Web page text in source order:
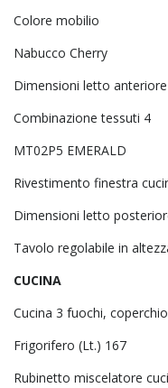
Colore mobilio
Nabucco Cherry
Dimensioni letto
Combinazione tessuti 4
MT02P5 EMERALD
Rivestimento finestra
Dimensioni letto
Tavolo regolabile in
CUCINA
Cucina 3 fuochi,
Frigorifero (Lt.) 167
Rubinetto miscelatore